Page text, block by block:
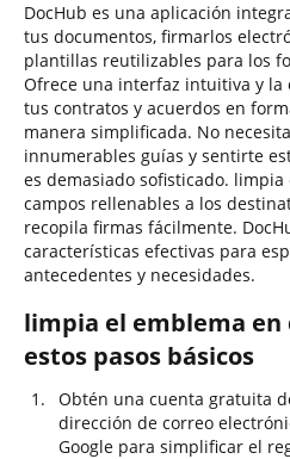
DocHub es una aplicación
tus documentos, firmarlos
plantillas reutilizables para los
Ofrece una interfaz intuitiva y
tus contratos y acuerdos en
manera simplificada. No
innumerables guías y sentirte
es demasiado sofisticado.
campos rellenables a los
recopila firmas fácilmente.
características efectivas para
antecedentes y necesidades.
limpia el emblema en
estos pasos básicos
Obtén una cuenta gratuita
dirección de correo
Google para simplificar el